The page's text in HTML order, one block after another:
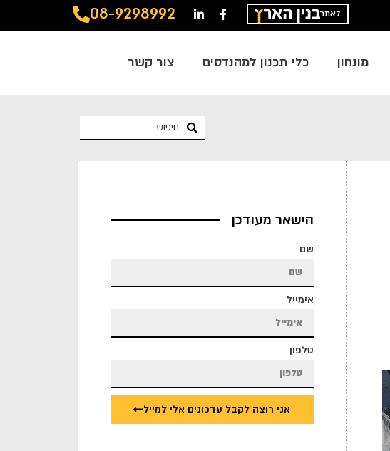
לאתר 08-9298992
מונחון כלי תכנון למהנדסים צור קשר
הישאר מעודכן
שם
אימייל
טלפון
אני רוצה לקבל עדכונים אלי למייל